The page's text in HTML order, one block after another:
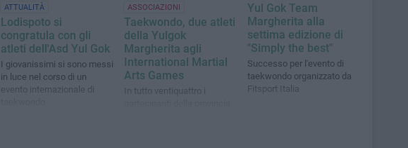
ATTUALITÀ
Lodispoto si
congratula con gli
atleti dell'Asd Yul Gok
I giovanissimi si sono messi
in luce nel corso di un
evento internazionale di
ASSOCIAZIONI
Taekwondo, due atleti
della Yulgok
Margherita agli
International Martial
Arts Games
In tutto ventiquattro i
Yul Gok Team
Margherita alla
settima edizione di
"Simply the best"
Successo per l'evento di
taekwondo organizzato da
Fitsport Italia